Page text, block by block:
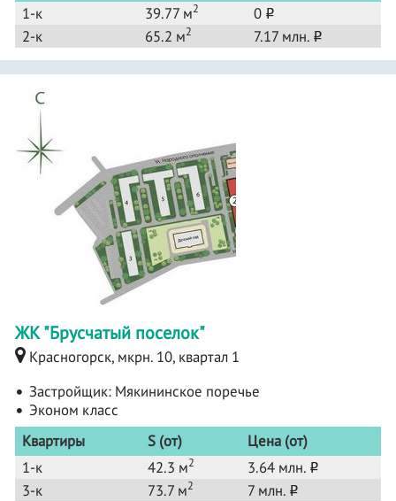
1-к
39.77 м2 0 o
2-к 65.2 м2 7.17 млн. o
ЖК "Брусчатый поселок"
Красногорск, мкрн. 10, квартал 1
Застройщик: Мякининское поречье
Эконом класс
Квартиры
S (от)
Цена (от)
1-к
42.3 м2 3.64 млн. o
3-к 73.7 м2 7 млн. o